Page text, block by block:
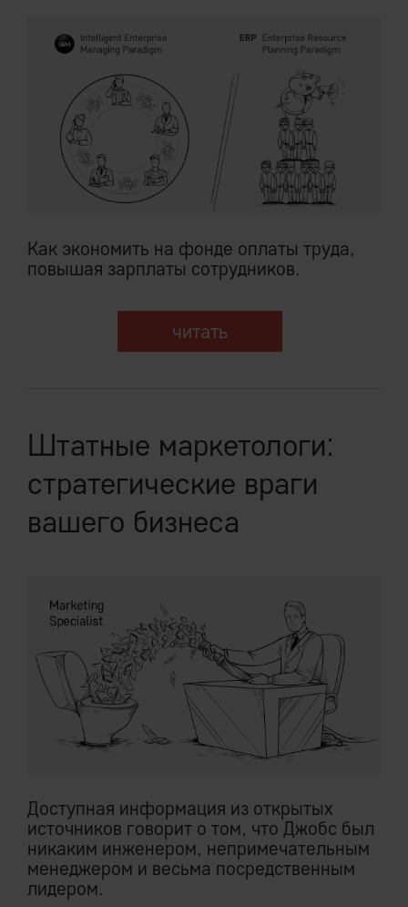
Как экономить на фонде оплаты труда,
повышая зарплаты сотрудников.
читать
Штатные маркетологи:
стратегические враги
вашего бизнеса
Доступная информация из открытых
источников говорит о том, что Джобс был
никаким инженером, непримечательным
менеджером и весьма посредственным
лидером.